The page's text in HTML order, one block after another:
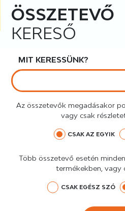
ÖSSZETEVŐ
KERESŐ
MIT KERESSÜNK?
Az összetevők megadásakor
vagy csak
CSAK AZ EGYIK
Több összetevő esetén
termékekben, vagy
CSAK EGÉSZ SZÓ